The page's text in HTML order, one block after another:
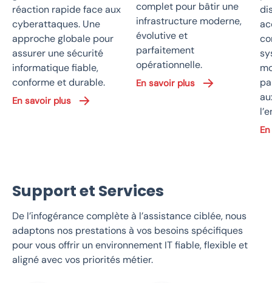
réaction rapide face aux
cyberattaques. Une
approche globale pour
assurer une sécurité
informatique fiable,
conforme et durable.
En savoir plus
complet pour bâtir une
infrastructure moderne,
évolutive et
parfaitement
opérationnelle.
En savoir plus
Support et Services
De l’infogérance complète à l’assistance ciblée, nous
adaptons nos prestations à vos besoins spécifiques
pour vous offrir un environnement IT fiable, flexible et
aligné avec vos priorités métier.